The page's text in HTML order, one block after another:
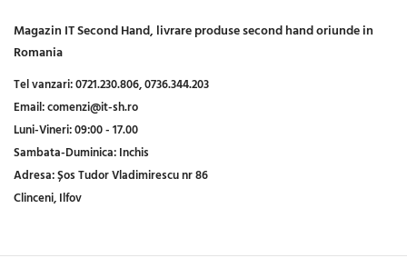
Magazin IT Second Hand, livrare produse second hand oriunde in
Romania
Tel vanzari:0721.230.806,0736.344.203
Email:comenzi@it-sh.ro
Luni-Vineri:09:00 - 17.00
Sambata-Duminica:Inchis
Adresa:Șos Tudor Vladimirescu nr 86
Clinceni, Ilfov